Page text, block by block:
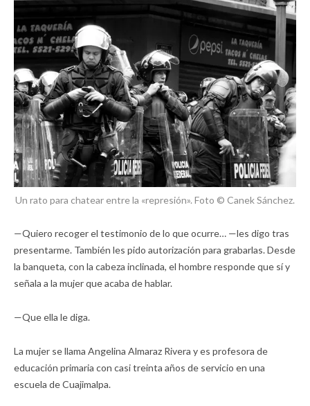
Un rato para chatear entre la «represión». Foto © Canek Sánchez.
—Quiero recoger el testimonio de lo que ocurre… —les digo tras
presentarme. También les pido autorización para grabarlas. Desde
la banqueta, con la cabeza inclinada, el hombre responde que sí y
señala a la mujer que acaba de hablar.
—Que ella le diga.
La mujer se llama Angelina Almaraz Rivera y es profesora de
educación primaria con casi treinta años de servicio en una
escuela de Cuajimalpa.